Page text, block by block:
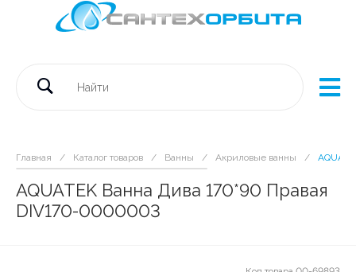
Главная / Каталог товаров / Ванны / Акриловые ванны /
AQUATEK Ванна Дива 170*90 Правая
DIV170-0000003